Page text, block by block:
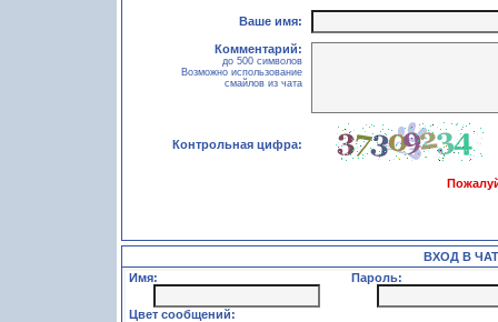
Ваше имя:
Комментарий:
до 500 символов
Возможно использование
смайлов из чата
Контрольная цифра:
ВХОД В ЧАТ
Имя:
Пароль:
Цвет сообщений: